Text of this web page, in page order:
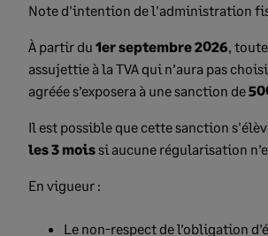
Note d'intention de l'administration
À partir du 1er septembre 2026,
assujettie à la TVA qui n’aura pas
agréée s’exposera à une sanction de
Il est possible que cette sanction
les 3 moissi aucune régularisation
En vigueur :
Le non-respect de l’obligation